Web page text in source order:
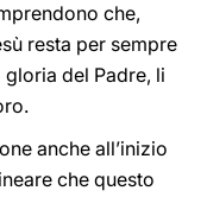
che,
resta per sempre
del Padre, li
anche all’inizio
che questo